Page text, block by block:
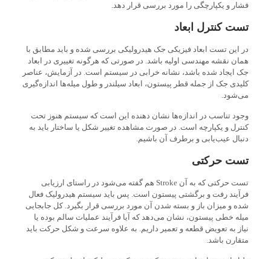
فشار و یکپارچگی را مورد بررسی قرار دهد.
تست کنترل ابعاد
در این تست ابعاد فیزیکی جک هیدرولیکی بررسی شده و باید مطابق با
همان نقشه مهندسی اولیه باشد. در صورتی که هرگونه تغییری در ابعاد
جک ایجاد شده باشد، نشانه خرابی در سیستم است. در آزمایش، عناصر
کلیدی جک از جمله قطر پیستون، ابعاد سیلندر و طول میله‌ها اندازه‌گیری
می‌شود.
وجود تناسب در اندازه‌ها نشان دهنده این است که سیستم هنوز تحت
کنترل و یکپارچه است. در صورت مشاهده تغییر شکل یا ساختار باید به
دنبال عیب‌یابی و برطرف آن باشیم.
تست حرکتی
تست حرکتی که به آن Stroke هم گفته می‌شود در راستای ارزیابی
فرآیند رفت و برگشتی پیستون است. پس باید سیستم هیدرولیک فعال
شده و میزان باز و بسته شدن آن مورد بررسی قرار بگیرد. کل جابجایی
میله خطی پیستون، نشان می‌دهد که آیا فرآیند عملیات سالم بوده یا
نیاز به تعویض قطعه و تعمیر داریم. به علاوه سرعت و شکل حرکت باید
متقارن باشد.